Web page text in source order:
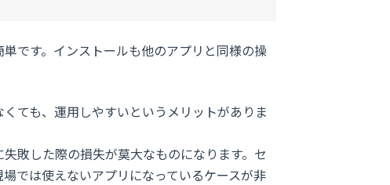
です。インストールも他のアプリと同様の操
ても、運用しやすいというメリットがありま
敗した際の損失が莫大なものになります。セ
では使えないアプリになっているケースが非